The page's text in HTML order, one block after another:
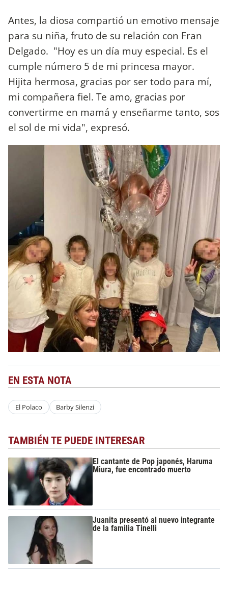
Antes, la diosa compartió un emotivo mensaje
para su niña, fruto de su relación con Fran
Delgado. "Hoy es un día muy especial. Es el
cumple número 5 de mi princesa mayor.
Hijita hermosa, gracias por ser todo para mí,
mi compañera fiel. Te amo, gracias por
convertirme en mamá y enseñarme tanto, sos
el sol de mi vida", expresó.
EN ESTA NOTA
El Polaco Barby Silenzi
TAMBIÉN TE PUEDE INTERESAR
El cantante de Pop japonés, Haruma
Miura, fue encontrado muerto
Juanita presentó al nuevo integrante
de la familia Tinelli